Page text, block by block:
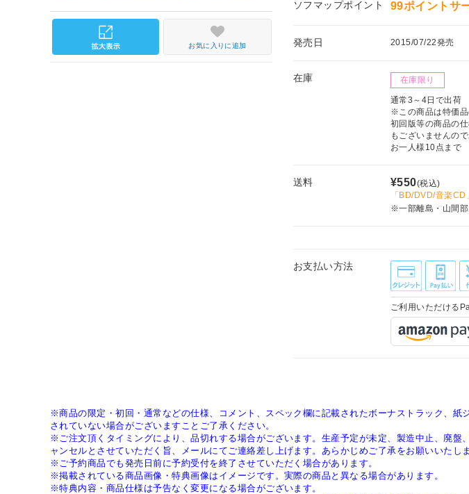
ソフマップポイント 99ポイントサ
発売日 2015/07/22発売
在庫 在庫限り
通常3～4日で出荷
※この商品は特価
初回版等の商品の
もございませんの
お一人様10点まで
送料 ¥550(税込)
「BD/DVD/音楽
※一部離島・山間部
お支払い方法
ご利用いただける
お気に入りに追加
※商品の限定・初回・通常などの仕様、コメント、スペック欄に記載されたボーナストラック、
されていない場合がございますことご了承ください。
※ご注文頂くタイミングにより、品切れする場合がございます。生産予定が未定、製造中止、廃
ャンセルとさせていただく旨、メールにてご連絡差し上げます。あらかじめご了承をお願いいたしま
※ご予約商品でも発売日前に予約受付を終了させていただく場合があります。
※掲載されている商品画像・特典画像はイメージです。実際の商品と異なる場合があります。
※特典内容・商品仕様は予告なく変更になる場合がございます。